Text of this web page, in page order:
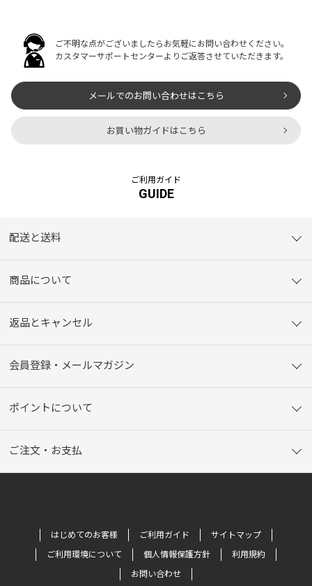
ご不明な点がございましたらお気軽にお問い合わせください。
カスタマーサポートセンターよりご返答させていただきます。
メールでのお問い合わせはこちら
お買い物ガイドはこちら
ご利用ガイド
GUIDE
配送と送料
商品について
返品とキャンセル
会員登録・メールマガジン
ポイントについて
ご注文・お支払
はじめてのお客様 ご利用ガイド
サイトマップ
ご利用環境について
個人情報保護方針
利用規約
お問い合わせ